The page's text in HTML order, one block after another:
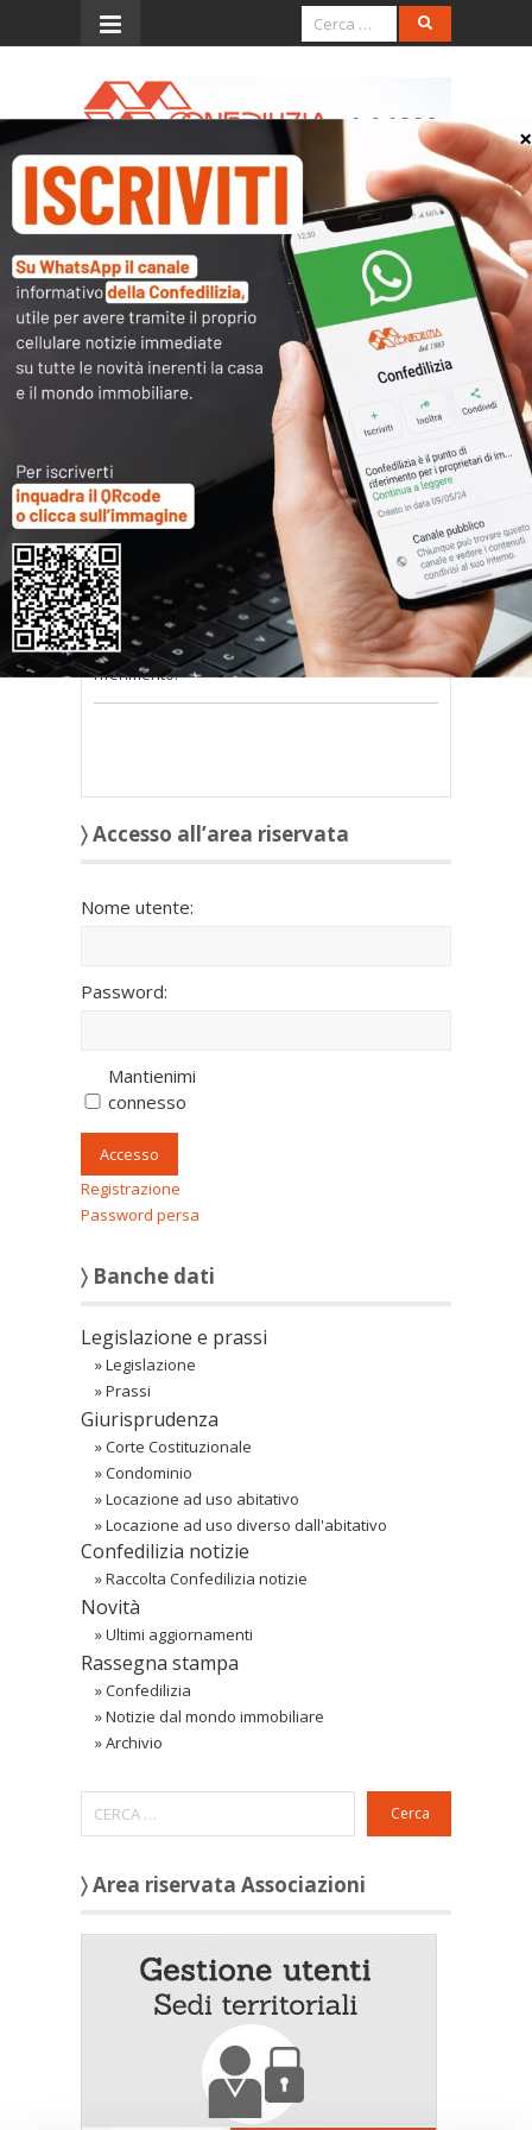
Menu
Confedilizia a TGCOM24 sul
Piano Casa
L’accesso al contenuto
completo è riservato ai
soli utenti abilitati.
Tutti i documenti presenti nelle Banche dati
sonoa disposizione dei socima per poterli
consultare occorre
inserire i dati di accesso
nel modulo a destra della pagina
Se non possiedi nome utente e password
oppure li hai
smarriti richiedili alla tua
Associazione territoriale Confediliziadi
riferimento.
〉 Accesso all’area riservata
Nome utente:
Password:
Mantienimi
connesso
Accesso
Registrazione
Password persa
〉 Banche dati
Legislazione e prassi
»Legislazione
»Prassi
Giurisprudenza
»Corte Costituzionale
»Condominio
»Locazione ad uso abitativo
»Locazione ad uso diverso dall'abitativo
Confedilizia notizie
»Raccolta Confedilizia notizie
Novità
»Ultimi aggiornamenti
Rassegna stampa
»Confedilizia
»Notizie dal mondo immobiliare
»Archivio
Cerca
〉 Area riservata Associazioni